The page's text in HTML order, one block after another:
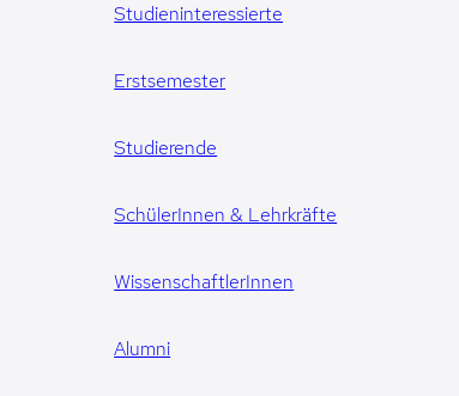
Studieninteressierte
Erstsemester
Studierende
SchülerInnen & Lehrkräfte
WissenschaftlerInnen
Alumni